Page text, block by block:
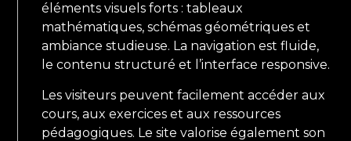
éléments visuels forts : tableaux
mathématiques, schémas géométriques et
ambiance studieuse. La navigation est fluide,
le contenu structuré et l’interface responsive.
Les visiteurs peuvent facilement accéder aux
cours, aux exercices et aux ressources
pédagogiques. Le site valorise également son